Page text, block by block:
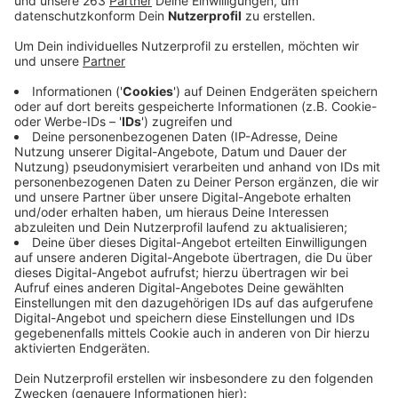
der katholischen Kirchengemeinde St. Marien
noch einmal neue Wege. Morgen verabschiedet sich
der 61-Jährige aus Freudenberg und wechselt nach
Lennestadt. Neben ihm verlässt auch Pastor Jan
Kolodziejczyk den Pastoralverbund Hüttental-
Freudenberg, er geht nach Hagen. Pfarrer Lenz wird
morgen Nachmittag in Freudenberg verabschiedet,
Kolodziejczyk am 20. Oktober in Weidenau. Zum
Pastoralverbund, der im Jahr 2002 errichtet wurde,
gehören u.a. die Gemeinden St. Joseph und Heilig
Kreuz Weidenau, St. Marien Geisweid und St. Marien
Freudenberg. Ab 2020 wird der Verbund gemeinsam
mit den Gemeinden der Pastoralverbünde Siegen-
Mitte und Siegen-Süd den pastoralen Raum Siegen-
Freudenberg bilden.